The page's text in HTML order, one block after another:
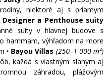
niektoré aj s priamym
Designer a Penthouse suity
suity v hlavnej budove s
hammam, výhľadom na more
• Bayou Villas (250–1 000 m²)
každá s vlastným slaným aj
záhradou, plážovým